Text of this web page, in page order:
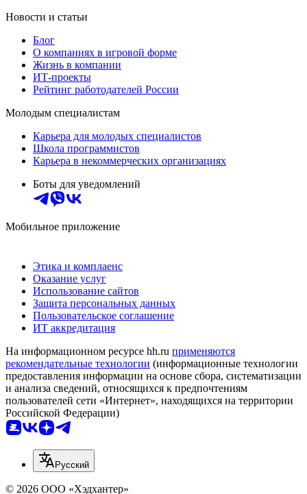
Новости и статьи
Блог
О компаниях в игровой форме
Жизнь в компании
ИТ-проекты
Рейтинг работодателей России
Молодым специалистам
Карьера для молодых специалистов
Школа программистов
Карьера в некоммерческих организациях
Боты для уведомлений
Мобильное приложение
Этика и комплаенс
Оказание услуг
Использование сайтов
Защита персональных данных
Пользовательское соглашение
ИТ аккредитация
На информационном ресурсе hh.ru применяются
рекомендательные технологии (информационные технологии
предоставления информации на основе сбора, систематизации
и анализа сведений, относящихся к предпочтениям
пользователей сети «Интернет», находящихся на территории
Российской Федерации)
Русский
© 2026 ООО «Хэдхантер»